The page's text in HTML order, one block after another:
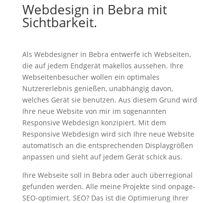
Webdesign in Bebra mit
Sichtbarkeit.
Als Webdesigner in Bebra entwerfe ich Webseiten,
die auf jedem Endgerät makellos aussehen. Ihre
Webseitenbesucher wollen ein optimales
Nutzererlebnis genießen, unabhängig davon,
welches Gerät sie benutzen. Aus diesem Grund wird
Ihre neue Website von mir im sogenannten
Responsive Webdesign konzipiert. Mit dem
Responsive Webdesign wird sich Ihre neue Website
automatisch an die entsprechenden Displaygrößen
anpassen und sieht auf jedem Gerät schick aus.
Ihre Webseite soll in Bebra oder auch überregional
gefunden werden. Alle meine Projekte sind onpage-
SEO-optimiert. SEO? Das ist die Optimierung Ihrer